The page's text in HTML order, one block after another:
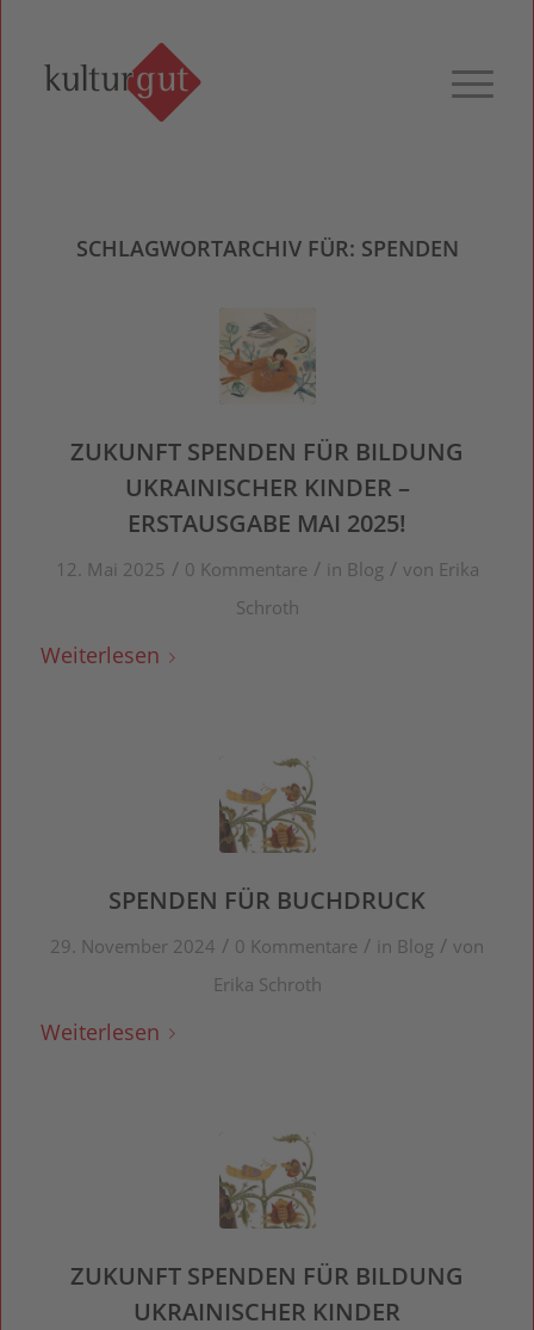
SCHLAGWORTARCHIV FÜR: SPENDEN
ZUKUNFT SPENDEN FÜR BILDUNG
UKRAINISCHER KINDER –
ERSTAUSGABE MAI 2025!
12. Mai 2025 / 0 Kommentare / in Blog / von Erika
Schroth
Weiterlesen
SPENDEN FÜR BUCHDRUCK
29. November 2024 / 0 Kommentare / in Blog / von
Erika Schroth
Weiterlesen
ZUKUNFT SPENDEN FÜR BILDUNG
UKRAINISCHER KINDER